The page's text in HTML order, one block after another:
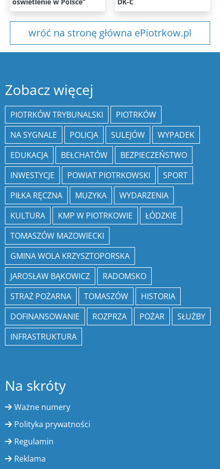
wróć na stronę główna ePiotrkow.pl
Zobacz więcej
PIOTRKÓW TRYBUNALSKI
PIOTRKÓW
NA SYGNALE
POLICJA SULEJÓW
WYPADEK
EDUKACJA
BEŁCHATÓW
BEZPIECZEŃSTWO
INWESTYCJE
POWIAT PIOTRKOWSKI
SPORT
PIŁKA RĘCZNA
MUZYKA
WYDARZENIA
KULTURA
KMP W PIOTRKOWIE
ŁÓDZKIE
TOMASZÓW MAZOWIECKI
GMINA WOLA KRZYSZTOPORSKA
JAROSŁAW BĄKOWICZ
RADOMSKO
STRAŻ POŻARNA
TOMASZÓW
HISTORIA
DOFINANSOWANIE
ROZPRZA POŻAR
SŁUŻBY
INFRASTRUKTURA
Na skróty
Ważne numery
Polityka prywatności
Regulamin
Reklama